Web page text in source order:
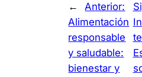
←
Anterior:
Alimentación
responsable
y saludable:
bienestar y